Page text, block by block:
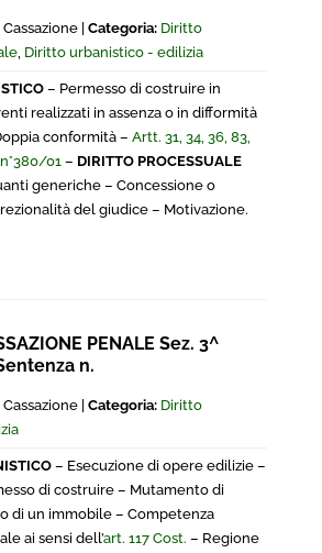
| Categoria: Diritto
, Diritto urbanistico - edilizia
– Permesso di costruire in
realizzati in assenza o in difformità
conformità – Artt. 31, 34, 36, 83,
01 – DIRITTO PROCESSUALE
generiche – Concessione o
del giudice – Motivazione.
PENALE Sez. 3^
n.
| Categoria: Diritto
– Esecuzione di opere edilizie –
di costruire – Mutamento di
di un immobile – Competenza
ai sensi dell’art. 117 Cost. – Regione